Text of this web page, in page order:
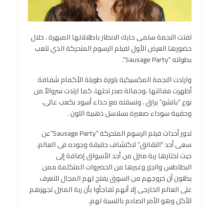
لفتت النجمة سلمى حايك الانظار باطلالاتها المبهرة ، خلال
حضورها العرض الأول لفيلم الرسوم المتحركة الذي تلعب
بطولته “Sausage Party”.
وارتدت النجمة المكسيكية بلوزة طويلة الأكمام شفافة
أظهرت مفاتنها ،وحمالة صدر تحتها، كما ارتدت سروالاً من
نوع “بانشو” براق ، ونسقته مع حذاء أسود بكعب عالى،
وحقيبة سوداء صغيرة بسلاسل ذهبية اللون .
تدور أحداث فيلم الرسوم المتحركة “Sausage Party”عن
سعى أحد “النقانق” لاكتشاف حقيقة وجوده فى العالم،
حيث تختارها ربة منزل من أحد الأسواق إضافة إلى
البطاطس والجزر وغيرها من الخضروات المتكلمة ممن
يظنون أن خروجهم من السوق يفتح لهم المجال للتعرف
على العالم الخارجى إلا أنهم تفاجأوا بأن ربة المنزل تجهزهم
للأكل وهو الأمر الصادم بالنسبة لهم.